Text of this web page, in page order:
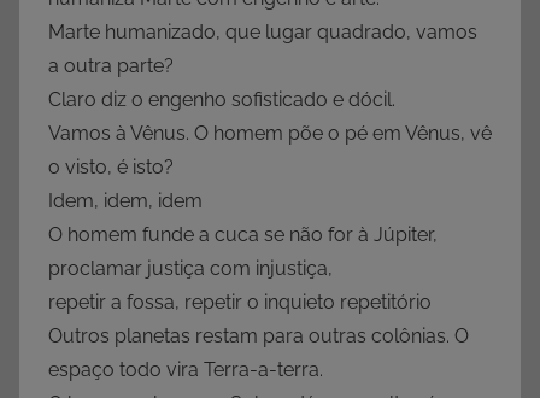
Marte humanizado, que lugar quadrado, vamos
a outra parte?
Claro diz o engenho sofisticado e dócil.
Vamos à Vênus. O homem põe o pé em Vênus, vê
o visto, é isto?
Idem, idem, idem
O homem funde a cuca se não for à Júpiter,
proclamar justiça com injustiça,
repetir a fossa, repetir o inquieto repetitório
Outros planetas restam para outras colônias. O
espaço todo vira Terra-a-terra.